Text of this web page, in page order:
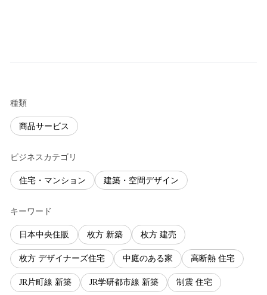
種類
商品サービス
ビジネスカテゴリ
住宅・マンション 建築・空間デザイン
キーワード
日本中央住販 枚方 新築 枚方 建売
枚方 デザイナーズ住宅 中庭のある家 高断熱 住宅
JR片町線 新築 JR学研都市線 新築 制震 住宅